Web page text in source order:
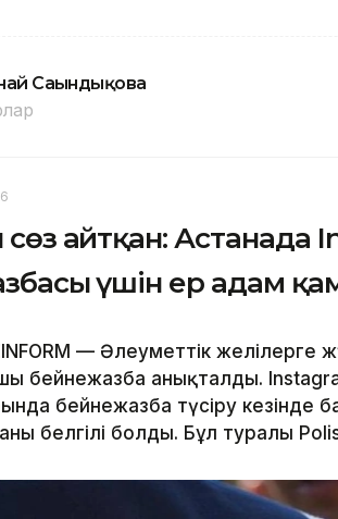
Сағындықова
айтқан: Астанада
үшін ер адам
— Әлеуметтік желілерге
бейнежазба анықталды.
бейнежазба түсіру кезінде
белгілі болды. Бұл туралы